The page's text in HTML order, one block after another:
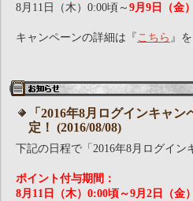
8月11日（木）0:00頃～ 9月9日（金
キャンペーンの詳細は『 こちら 』
「2016年8月ログインキャ
定！ (2016/08/08)
下記の日程で「2016年8月ログイン
ポイント付与期間：
8月11日（木）0:00頃～9月2日（金